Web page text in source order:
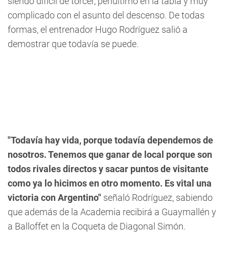
complicado con el asunto del descenso. De todas
formas, el entrenador Hugo Rodríguez salió a
demostrar que todavía se puede.
"Todavía hay vida, porque todavía dependemos de
nosotros. Tenemos que ganar de local porque son
todos rivales directos y sacar puntos de visitante
como ya lo hicimos en otro momento. Es vital una
victoria con Argentino" señaló Rodríguez, sabiendo
que además de la Academia recibirá a Guaymallén y
a Balloffet en la Coqueta de Diagonal Simón.